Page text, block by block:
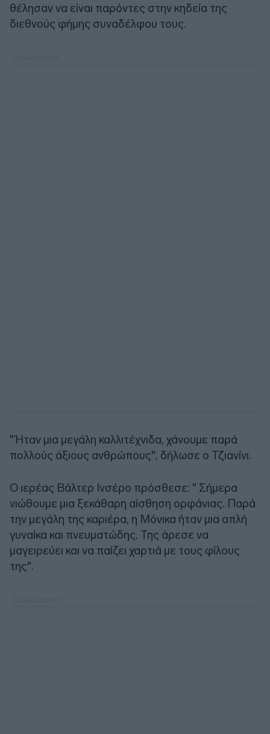
θέλησαν να είναι παρόντες στην κηδεία της
διεθνούς φήμης συναδέλφου τους.
"Ήταν μια μεγάλη καλλιτέχνιδα, χάνουμε παρά
πολλούς άξιους ανθρώπους", δήλωσε ο Τζιανίνι.
Ο ιερέας Βάλτερ Ινσέρο πρόσθεσε: " Σήμερα
νιώθουμε μια ξεκάθαρη αίσθηση ορφάνιας. Παρά
την μεγάλη της καριέρα, η Μόνικα ήταν μια απλή
γυναίκα και πνευματώδης. Της άρεσε να
μαγειρεύει και να παίζει χαρτιά με τους φίλους
της".